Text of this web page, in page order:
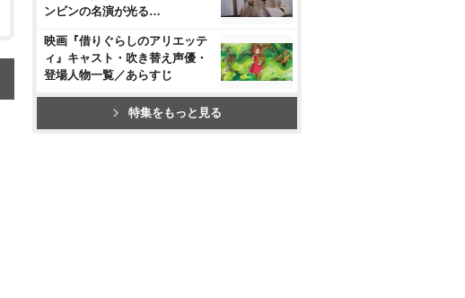
ンビンの名演が光る…
映画『借りぐらしのアリエッテ
ィ』キャスト・吹き替え声優・
登場人物一覧／あらすじ
特集をもっと見る